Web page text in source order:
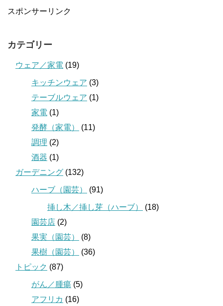
スポンサーリンク
カテゴリー
ウェア／家電 (19)
キッチンウェア (3)
テーブルウェア (1)
家電 (1)
発酵（家電）
(11)
調理 (2)
酒器 (1)
ガーデニング (132)
ハーブ（園芸） (91)
挿し木／挿し芽（ハーブ）
(18)
園芸店 (2)
果実（園芸）
(8)
果樹（園芸）
(36)
トピック (87)
がん／腫瘍 (5)
アフリカ (16)